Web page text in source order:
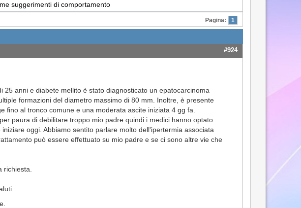
suggerimenti di comportamento
Pagina: 1
#924
anni e diabete mellito è stato diagnosticato un epatocarcinoma
formazioni del diametro massimo di 80 mm. Inoltre, è presente
al tronco comune e una moderata ascite iniziata 4 gg fa.
paura di debilitare troppo mio padre quindi i medici hanno optato
oggi. Abbiamo sentito parlare molto dell'ipertermia associata
può essere effettuato su mio padre e se ci sono altre vie che